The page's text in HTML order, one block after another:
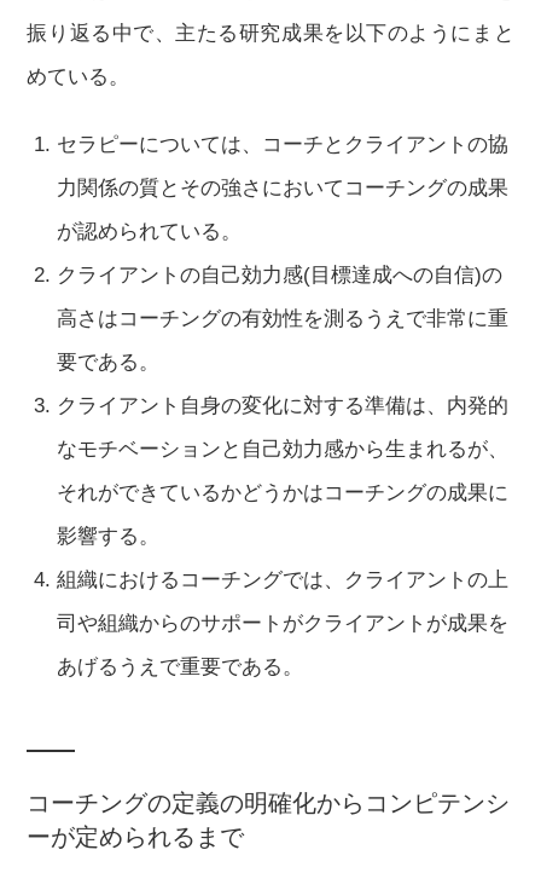
振り返る中で、主たる研究成果を以下のようにまと
めている。
セラピーについては、コーチとクライアントの協
力関係の質とその強さにおいてコーチングの成果
が認められている。
クライアントの自己効力感(目標達成への自信)の
高さはコーチングの有効性を測るうえで非常に重
要である。
クライアント自身の変化に対する準備は、内発的
なモチベーションと自己効力感から生まれるが、
それができているかどうかはコーチングの成果に
影響する。
組織におけるコーチングでは、クライアントの上
司や組織からのサポートがクライアントが成果を
あげるうえで重要である。
コーチングの定義の明確化からコンピテンシ
ーが定められるまで